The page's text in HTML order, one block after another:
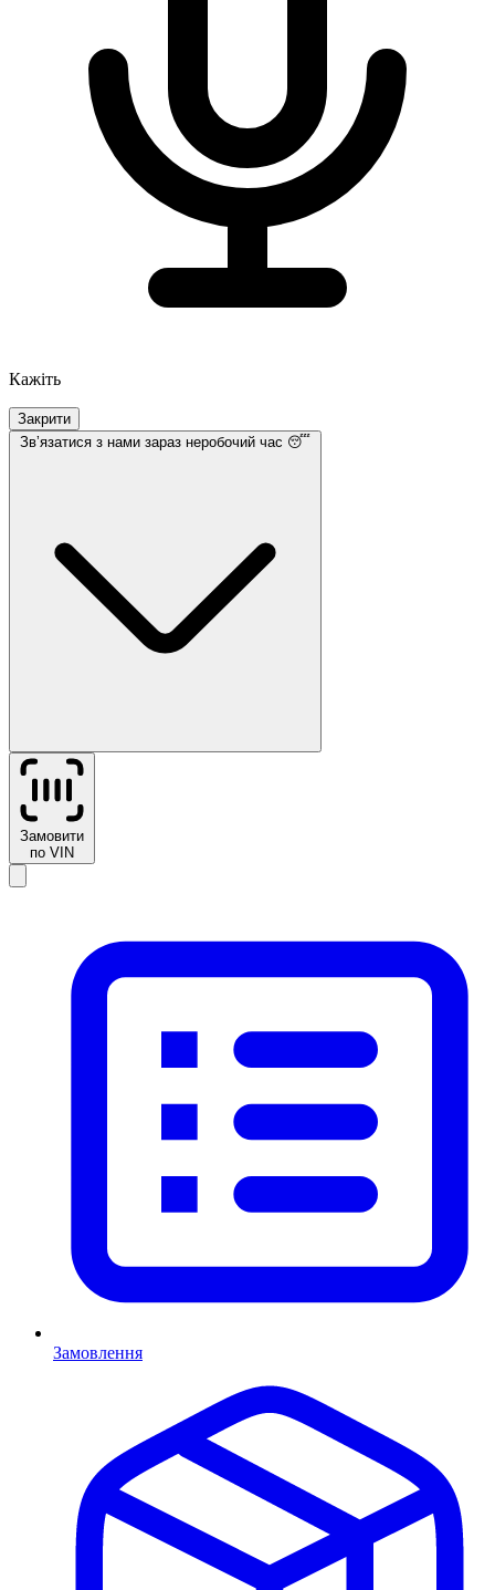
Кажіть
Закрити
Звʼязатися з нами зараз неробочий час 😴
Замовити
по VIN
Замовлення